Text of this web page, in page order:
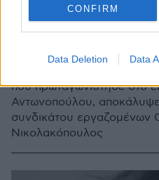
CONFIRM
Data Deletion Data
«Το αυτοκίνητο της
την έβρισα», φέρεται να
που πρωταγωνίστησε στο
Αντωνοπούλου, αποκάλυψε
συνδικάτου
Νικολακόπουλος
16.10.2024, 14:05 208